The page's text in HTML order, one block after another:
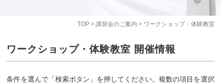
TOP> 講習会のご案内 > ワークショップ・体験教室
ワークショップ・体験教室 開催情報
条件を選んで「検索ボタン」を押してください。複数の項目を選択